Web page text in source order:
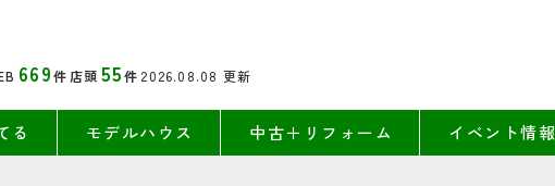
669件 店頭 55件 2026.08.08 更新
る モデルハウス 中古＋リフォーム イベント情報